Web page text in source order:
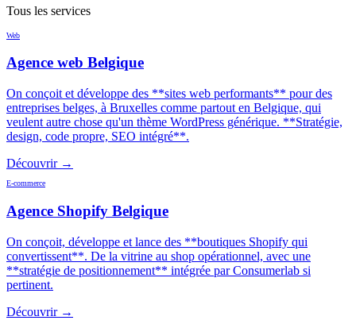
Tous les services
Web
Agence web Belgique
On conçoit et développe des **sites web performants** pour des
entreprises belges, à Bruxelles comme partout en Belgique, qui
veulent autre chose qu'un thème WordPress générique. **Stratégie,
design, code propre, SEO intégré**.
Découvrir →
E-commerce
Agence Shopify Belgique
On conçoit, développe et lance des **boutiques Shopify qui
convertissent**. De la vitrine au shop opérationnel, avec une
**stratégie de positionnement** intégrée par Consumerlab si
pertinent.
Découvrir →